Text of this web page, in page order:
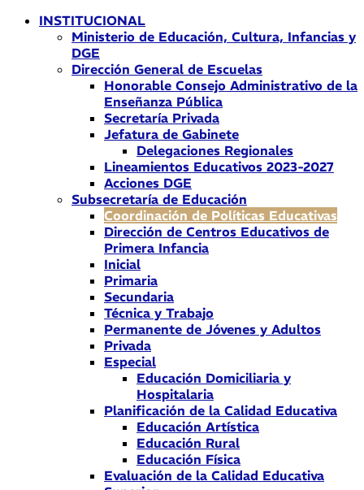
INSTITUCIONAL
Ministerio de Educación, Cultura, Infancias y
DGE
Dirección General de Escuelas
Honorable Consejo Administrativo de la
Enseñanza Pública
Secretaría Privada
Jefatura de Gabinete
Delegaciones Regionales
Lineamientos Educativos 2023-2027
Acciones DGE
Subsecretaría de Educación
Coordinación de Políticas Educativas
Dirección de Centros Educativos de
Primera Infancia
Inicial
Primaria
Secundaria
Técnica y Trabajo
Permanente de Jóvenes y Adultos
Privada
Especial
Educación Domiciliaria y
Hospitalaria
Planificación de la Calidad Educativa
Educación Artística
Educación Rural
Educación Física
Evaluación de la Calidad Educativa